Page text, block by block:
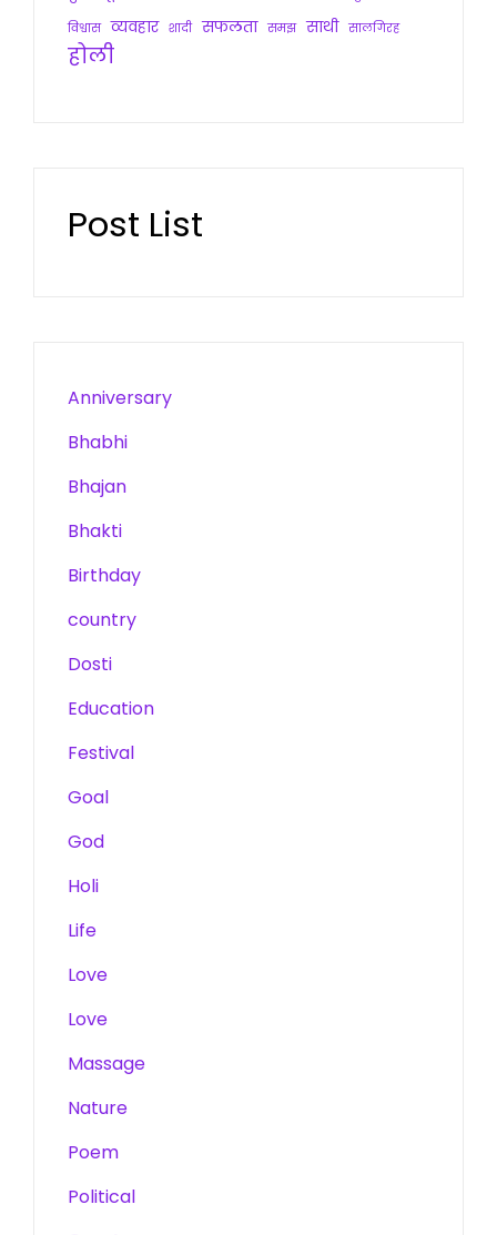
विश्वास व्यवहार शादी सफलता समझ साथी सालगिरह
होली
Post List
Anniversary
Bhabhi
Bhajan
Bhakti
Birthday
country
Dosti
Education
Festival
Goal
God
Holi
Life
Love
Love
Massage
Nature
Poem
Political